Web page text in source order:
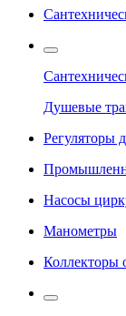
Душевые
Регуляторы
Насосы
Манометры
Коллекторы